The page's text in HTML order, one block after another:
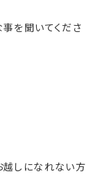
を聞いてくださ
しになれない方